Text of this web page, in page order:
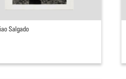
Salgado